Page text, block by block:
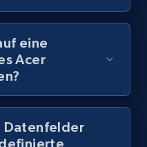
eine
Acer
Datenfelder